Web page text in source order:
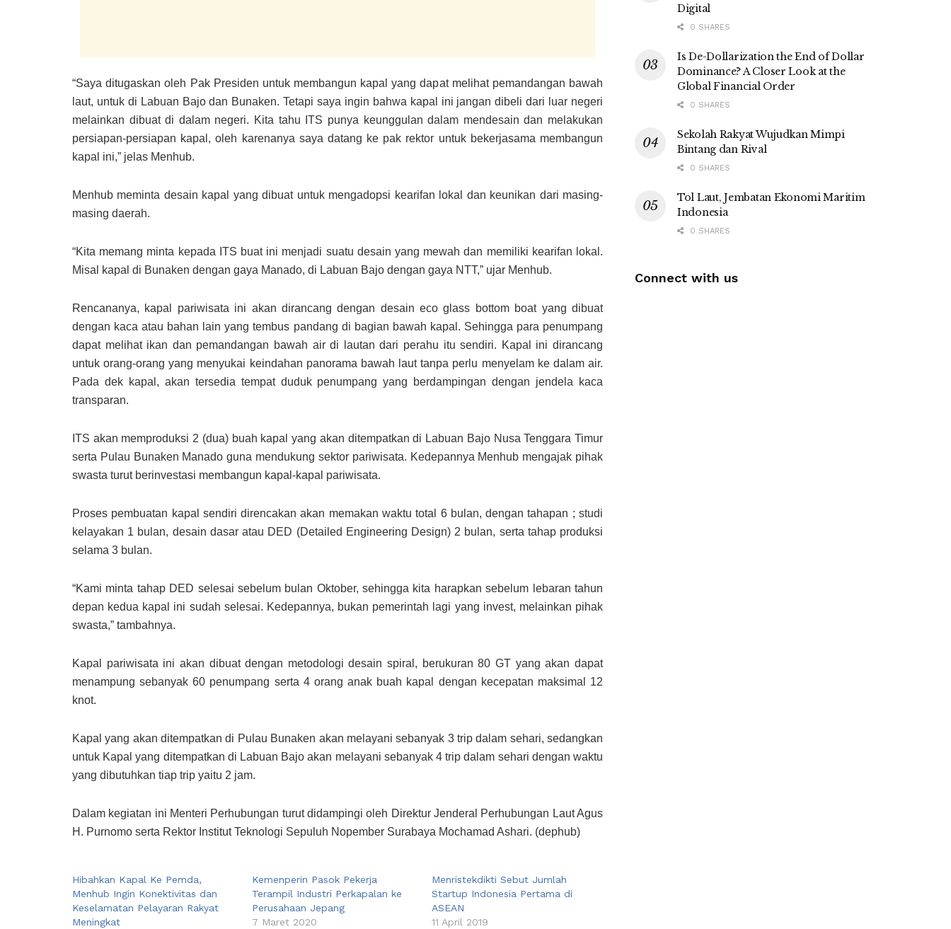
“Saya ditugaskan oleh Pak Presiden untuk membangun kapal yang dapat melihat pemandangan bawah
laut, untuk di Labuan Bajo dan Bunaken. Tetapi saya ingin bahwa kapal ini jangan dibeli dari luar negeri
melainkan dibuat di dalam negeri. Kita tahu ITS punya keunggulan dalam mendesain dan melakukan
persiapan-persiapan kapal, oleh karenanya saya datang ke pak rektor untuk bekerjasama membangun
kapal ini,” jelas Menhub.
Menhub meminta desain kapal yang dibuat untuk mengadopsi kearifan lokal dan keunikan dari masing-
masing daerah.
“Kita memang minta kepada ITS buat ini menjadi suatu desain yang mewah dan memiliki kearifan lokal.
Misal kapal di Bunaken dengan gaya Manado, di Labuan Bajo dengan gaya NTT,” ujar Menhub.
Rencananya, kapal pariwisata ini akan dirancang dengan desain eco glass bottom boat yang dibuat
dengan kaca atau bahan lain yang tembus pandang di bagian bawah kapal. Sehingga para penumpang
dapat melihat ikan dan pemandangan bawah air di lautan dari perahu itu sendiri. Kapal ini dirancang
untuk orang-orang yang menyukai keindahan panorama bawah laut tanpa perlu menyelam ke dalam air.
Pada dek kapal, akan tersedia tempat duduk penumpang yang berdampingan dengan jendela kaca
transparan.
ITS akan memproduksi 2 (dua) buah kapal yang akan ditempatkan di Labuan Bajo Nusa Tenggara Timur
serta Pulau Bunaken Manado guna mendukung sektor pariwisata. Kedepannya Menhub mengajak pihak
swasta turut berinvestasi membangun kapal-kapal pariwisata.
Proses pembuatan kapal sendiri direncakan akan memakan waktu total 6 bulan, dengan tahapan ; studi
kelayakan 1 bulan, desain dasar atau DED (Detailed Engineering Design) 2 bulan, serta tahap produksi
selama 3 bulan.
“Kami minta tahap DED selesai sebelum bulan Oktober, sehingga kita harapkan sebelum lebaran tahun
depan kedua kapal ini sudah selesai. Kedepannya, bukan pemerintah lagi yang invest, melainkan pihak
swasta,” tambahnya.
Kapal pariwisata ini akan dibuat dengan metodologi desain spiral, berukuran 80 GT yang akan dapat
menampung sebanyak 60 penumpang serta 4 orang anak buah kapal dengan kecepatan maksimal 12
knot.
Kapal yang akan ditempatkan di Pulau Bunaken akan melayani sebanyak 3 trip dalam sehari, sedangkan
untuk Kapal yang ditempatkan di Labuan Bajo akan melayani sebanyak 4 trip dalam sehari dengan waktu
yang dibutuhkan tiap trip yaitu 2 jam.
Dalam kegiatan ini Menteri Perhubungan turut didampingi oleh Direktur Jenderal Perhubungan Laut Agus
H. Purnomo serta Rektor Institut Teknologi Sepuluh Nopember Surabaya Mochamad Ashari. (dephub)
Hibahkan Kapal Ke Pemda,
Menhub Ingin Konektivitas dan
Keselamatan Pelayaran Rakyat
Meningkat
Kemenperin Pasok Pekerja
Terampil Industri Perkapalan ke
Perusahaan Jepang
7 Maret 2020
Menristekdikti Sebut Jumlah
Startup Indonesia Pertama di
ASEAN
11 April 2019
Digital
0 SHARES
Is De-Dollarization the End of Dollar
Dominance? A Closer Look at the
Global Financial Order
0 SHARES
Sekolah Rakyat Wujudkan Mimpi
Bintang dan Rival
0 SHARES
Tol Laut, Jembatan Ekonomi Maritim
Indonesia
0 SHARES
Connect with us